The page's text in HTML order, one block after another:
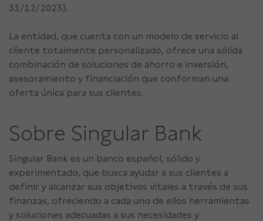
31/12/2023).
La entidad, que cuenta con un modelo de servicio al
cliente totalmente personalizado, ofrece una sólida
combinación de soluciones de ahorro e inversión,
asesoramiento y financiación que conforman una
oferta única para sus clientes.
Sobre Singular Bank
Singular Bank es un banco español, sólido y
experimentado, que busca ayudar a sus clientes a
definir y alcanzar sus objetivos vitales a través de sus
finanzas, ofreciendo a cada uno de ellos herramientas
y soluciones adecuadas a sus necesidades y